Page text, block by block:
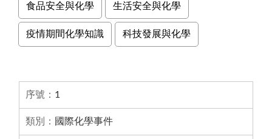
食品安全與化學 生活安全與化學
疫情期間化學知識 科技發展與化學
資料列表，包含序號、 類別、年度、事件名稱
1
國際化學事件